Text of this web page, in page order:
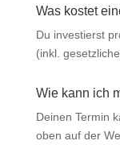
Was kostet
Du investierst
(inkl.
Wie kann ich
Deinen Termin
oben auf der